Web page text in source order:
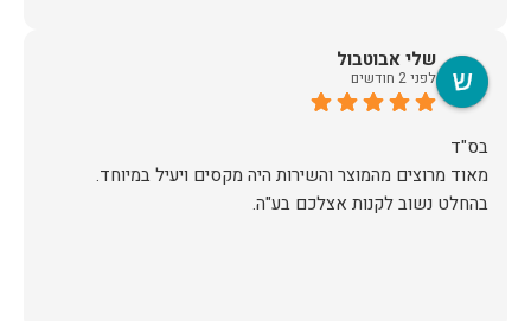
האיכות ברמה גבוהה, העיצוב מהמם, וכל התהליך היה נעים,
אין ספק שעשינו את הבחירה הנכונה. ממליצים מכל הלב לכל מי
שלי אבוטבול
לפני 2 חודשים
מאוד מרוצים מהמוצר והשירות היה מקסים ויעיל במיוחד.
בהחלט נשוב לקנות אצלכם בע"ה.